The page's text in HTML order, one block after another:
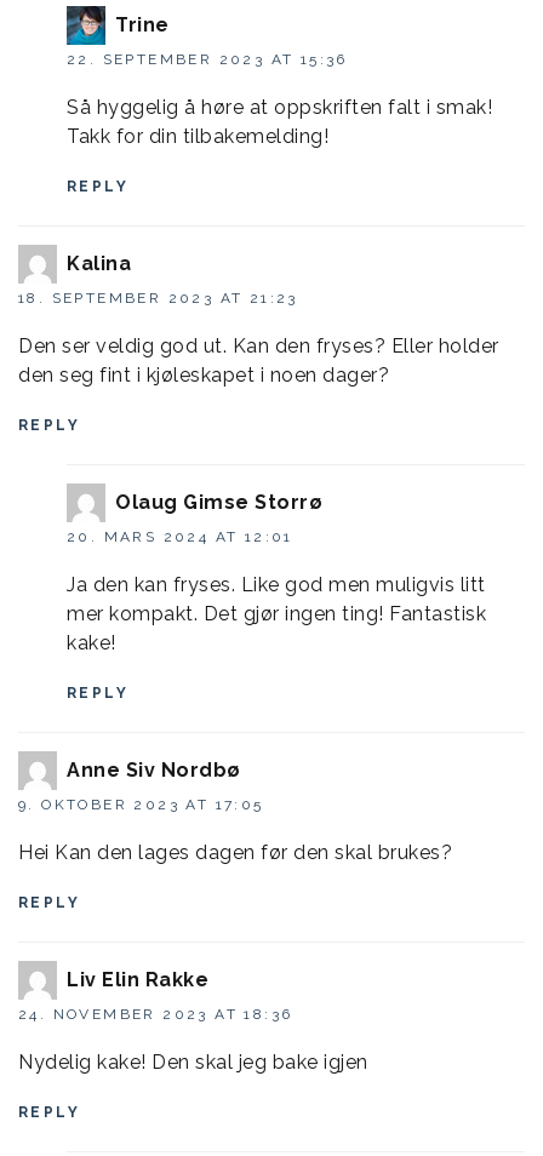
Trine
22. SEPTEMBER 2023 AT 15:36
Så hyggelig å høre at oppskriften falt i smak!
Takk for din tilbakemelding!
REPLY
Kalina
18. SEPTEMBER 2023 AT 21:23
Den ser veldig god ut. Kan den fryses? Eller holder
den seg fint i kjøleskapet i noen dager?
REPLY
Olaug Gimse Storrø
20. MARS 2024 AT 12:01
Ja den kan fryses. Like god men muligvis litt
mer kompakt. Det gjør ingen ting! Fantastisk
kake!
REPLY
Anne Siv Nordbø
9. OKTOBER 2023 AT 17:05
Hei Kan den lages dagen før den skal brukes?
REPLY
Liv Elin Rakke
24. NOVEMBER 2023 AT 18:36
Nydelig kake! Den skal jeg bake igjen
REPLY